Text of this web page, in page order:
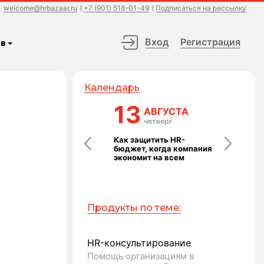
welcome@hrbazaar.ru +7 (901) 518-01-49 Подписаться на рассылку
Вход Регистрация
Календарь
Выступление без страха
13 АВГУСТА
четверг
Как защитить HR-
бюджет, когда компания
экономит на всем
Команда как
Продукты по теме:
HR-консультирование
Помощь организациям в